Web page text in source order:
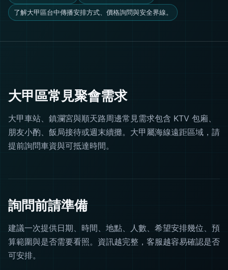
了解大甲區台中傳播安排方式、價格詢問與安全界線。
大甲區常見聚會需求
大甲車站、鎮瀾宮與順天路周邊常見需求包含 KTV 包廂、
朋友小酌、飯局接待或週末續攤。大甲屬海線遠距區域，請
提前詢問車資與可抵達時間。
詢問前請準備
建議一次提供日期、時間、地點、人數、希望安排幾位、預
算範圍與是否需要看照。資訊越完整，客服越容易確認是否
可安排。